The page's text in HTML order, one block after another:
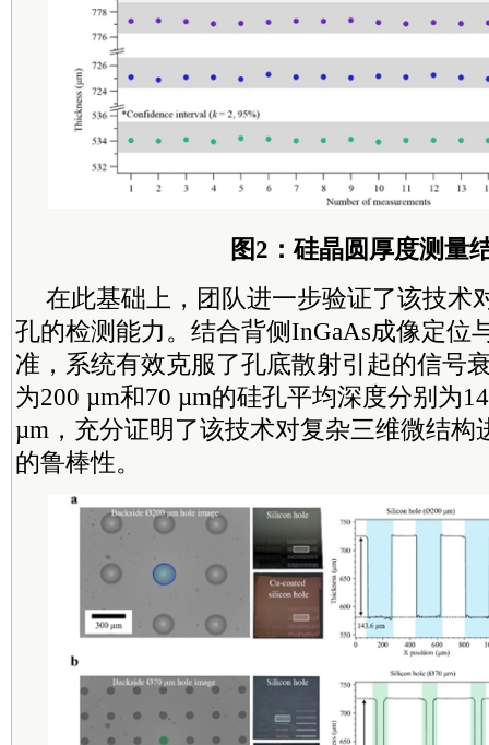
图2：硅晶圆厚度测量
在此基础上，团队进一步验证了该技术
孔的检测能力。结合背侧InGaAs成像定位
准，系统有效克服了孔底散射引起的信号
为200 µm和70 µm的硅孔平均深度分别为
µm，充分证明了该技术对复杂三维微结构
的鲁棒性。